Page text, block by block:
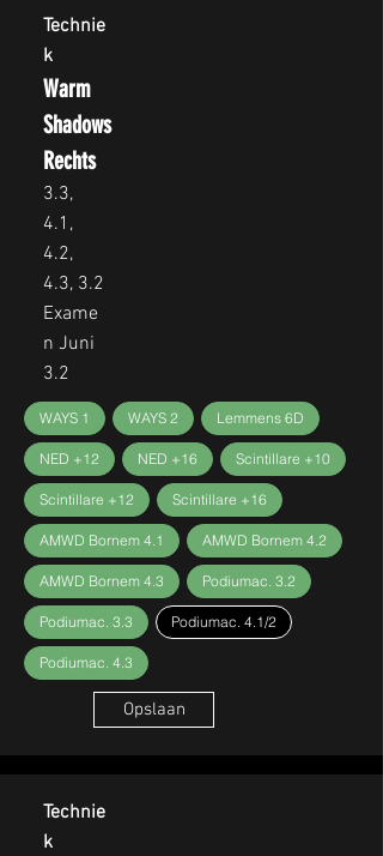
Technie
k
Warm
Shadows
Rechts
3.3,
4.1,
4.2,
4.3, 3.2
Exame
n Juni
3.2
WAYS 1 WAYS 2 Lemmens 6D
NED +12 NED +16 Scintillare +10
Scintillare +12 Scintillare +16
AMWD Bornem 4.1 AMWD Bornem 4.2
AMWD Bornem 4.3 Podiumac. 3.2
Podiumac. 3.3 Podiumac. 4.1/2
Podiumac. 4.3
Opslaan
Technie
k